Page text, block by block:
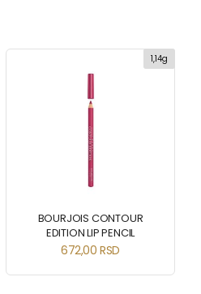
1,14g
BOURJOIS CONTOUR
EDITION LIP PENCIL
672,00RSD